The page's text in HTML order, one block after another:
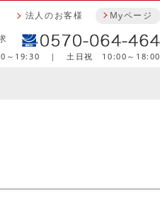
Myページ
法人のお客様
～19:30 ｜ 土日祝 10:00～18:00